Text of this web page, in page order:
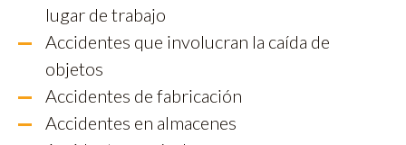
lugar de trabajo
Accidentes que involucran la caída de
objetos
Accidentes de fabricación
Accidentes en almacenes